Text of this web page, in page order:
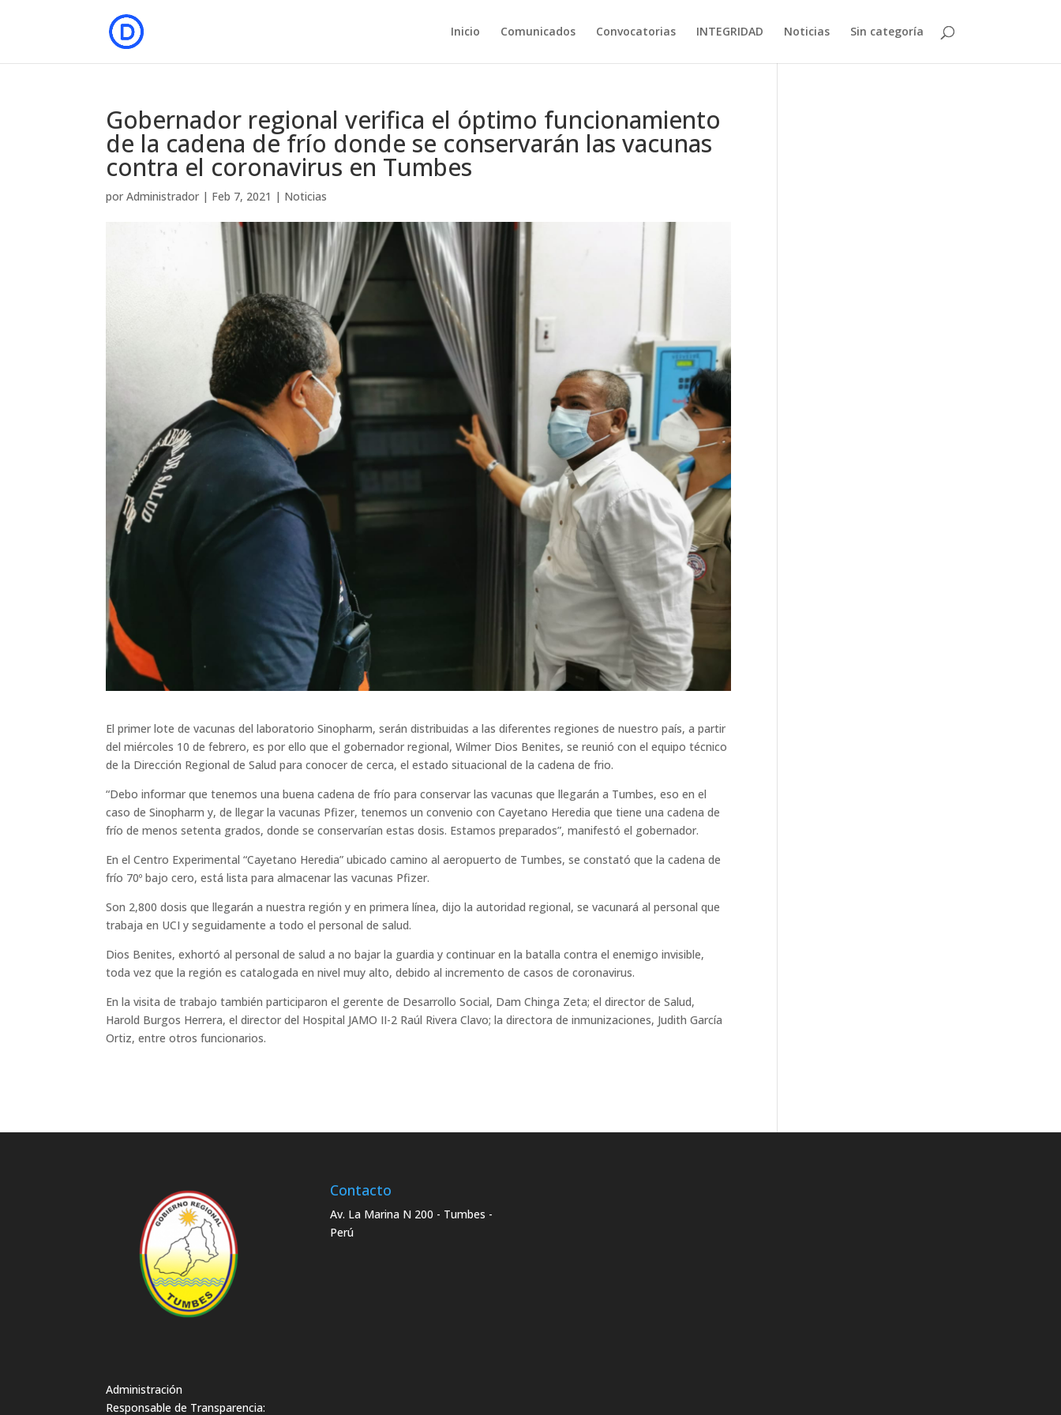
Inicio Comunicados Convocatorias INTEGRIDAD Noticias Sin categoría
Gobernador regional verifica el óptimo funcionamiento
de la cadena de frío donde se conservarán las vacunas
contra el coronavirus en Tumbes
porAdministrador | Feb 7, 2021 | Noticias
El primer lote de vacunas del laboratorio Sinopharm, serán distribuidas a las diferentes regiones de nuestro país, a partir
del miércoles 10 de febrero, es por ello que el gobernador regional, Wilmer Dios Benites, se reunió con el equipo técnico
de la Dirección Regional de Salud para conocer de cerca, el estado situacional de la cadena de frio.
“Debo informar que tenemos una buena cadena de frío para conservar las vacunas que llegarán a Tumbes, eso en el
caso de Sinopharm y, de llegar la vacunas Pfizer, tenemos un convenio con Cayetano Heredia que tiene una cadena de
frío de menos setenta grados, donde se conservarían estas dosis. Estamos preparados”, manifestó el gobernador.
En el Centro Experimental “Cayetano Heredia” ubicado camino al aeropuerto de Tumbes, se constató que la cadena de
frío 70º bajo cero, está lista para almacenar las vacunas Pfizer.
Son 2,800 dosis que llegarán a nuestra región y en primera línea, dijo la autoridad regional, se vacunará al personal que
trabaja en UCI y seguidamente a todo el personal de salud.
Dios Benites, exhortó al personal de salud a no bajar la guardia y continuar en la batalla contra el enemigo invisible,
toda vez que la región es catalogada en nivel muy alto, debido al incremento de casos de coronavirus.
En la visita de trabajo también participaron el gerente de Desarrollo Social, Dam Chinga Zeta; el director de Salud,
Harold Burgos Herrera, el director del Hospital JAMO II-2 Raúl Rivera Clavo; la directora de inmunizaciones, Judith García
Ortiz, entre otros funcionarios.
Administración
Responsable de Transparencia:
Contacto
Av. La Marina N 200 - Tumbes -
Perú